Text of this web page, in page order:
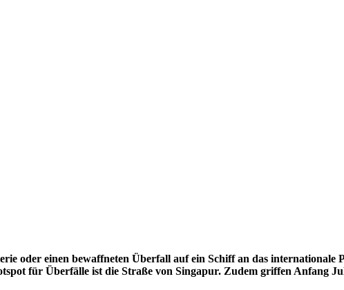
oder einen bewaffneten Überfall auf ein Schiff an das internationale
für Überfälle ist die Straße von Singapur. Zudem griffen Anfang